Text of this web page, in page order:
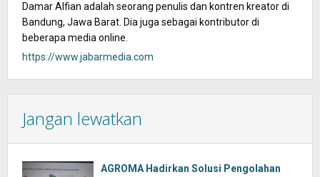
Damar Alfian adalah seorang penulis dan kontren kreator di
Bandung, Jawa Barat. Dia juga sebagai kontributor di
beberapa media online.
https://www.jabarmedia.com
Jangan lewatkan
AGROMA Hadirkan Solusi Pengolahan